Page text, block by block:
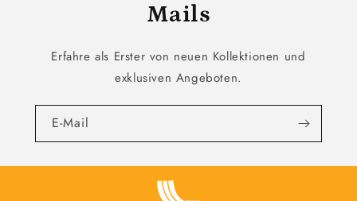
Mails
Erfahre als Erster von neuen Kollektionen und
exklusiven Angeboten.
E-Mail